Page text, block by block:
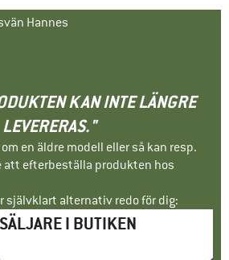
Hannes
KAN INTE LÄNGRE
LEVERERAS."
en äldre modell eller så kan resp.
att efterbeställa produkten hos
självklart alternativ redo för dig:
I BUTIKEN